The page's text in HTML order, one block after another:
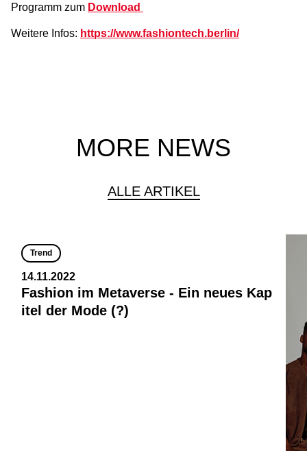
Programm zum Download
Weitere Infos: https://www.fashiontech.berlin/
MORE NEWS
ALLE ARTIKEL
Trend
14.11.2022
Fashion im Metaverse - Ein neues Kap
itel der Mode (?)